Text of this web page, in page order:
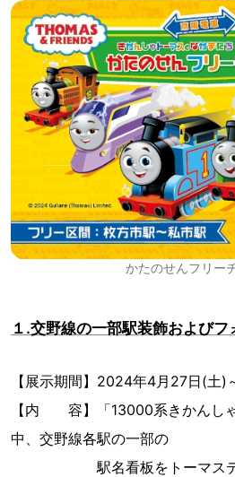
かたのせんフリー
１.交野線の一部駅装飾および
【展示期間】2024年4月27日(土)
【内 容】「13000系きかんし
中、交野線各駅の一部の
駅名看板をトーマスデザ